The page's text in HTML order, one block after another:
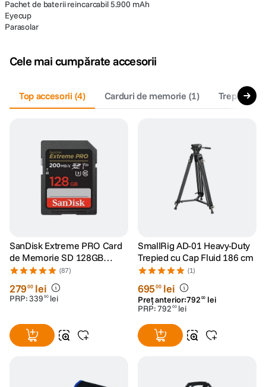
Pachet de baterii reincarcabil 5.900 mAh
Eyecup
Parasolar
Cele mai cumpărate accesorii
Top accesorii (4) Carduri de memorie (1) Trepiede
SanDisk Extreme PRO Card
de Memorie SD 128GB
SDXC UHS-I Class 10 U3 V30
+ 2 Ani RescuePRO Deluxe
(87)
27900 lei
PRP:339 90 lei
SmallRig AD-01 Heavy-Duty
Trepied cu Cap Fluid 186 cm
(1)
69500 lei
Preț anterior:792 00 lei
PRP:792 00 lei